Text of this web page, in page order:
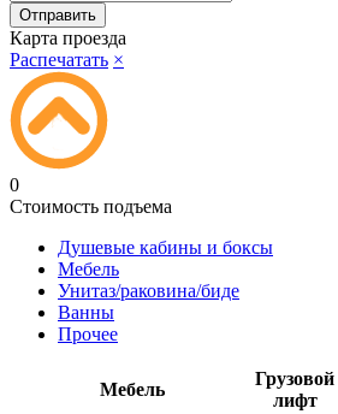
Карта проезда
Распечатать ×
0
Стоимость подъема
Душевые кабины и боксы
Мебель
Унитаз/раковина/биде
Ванны
Прочее
Мебель
Грузовой
лифт